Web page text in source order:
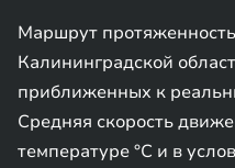
Маршрут
Калининградской
приближенных к
Средняя скорость
температуре °C и в